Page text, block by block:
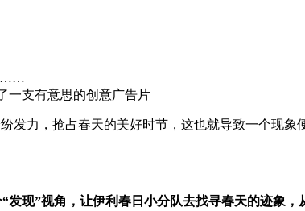
……
一支有意思的创意广告片
发力，抢占春天的美好时节，这也就导致一个现
发现”视角，让伊利春日小分队去找寻春天的迹象